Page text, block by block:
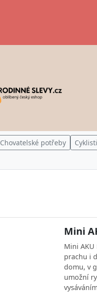
Chovatelské potřeby
Mini
Mini
prachu i
domu, v
umožní